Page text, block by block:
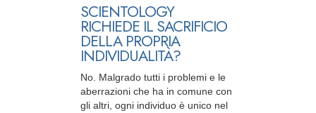
SCIENTOLOGY
RICHIEDE IL SACRIFICIO
DELLA PROPRIA
INDIVIDUALITÀ?
No. Malgrado tutti i problemi e le
aberrazioni che ha in comune con
gli altri, ogni individuo è unico nel